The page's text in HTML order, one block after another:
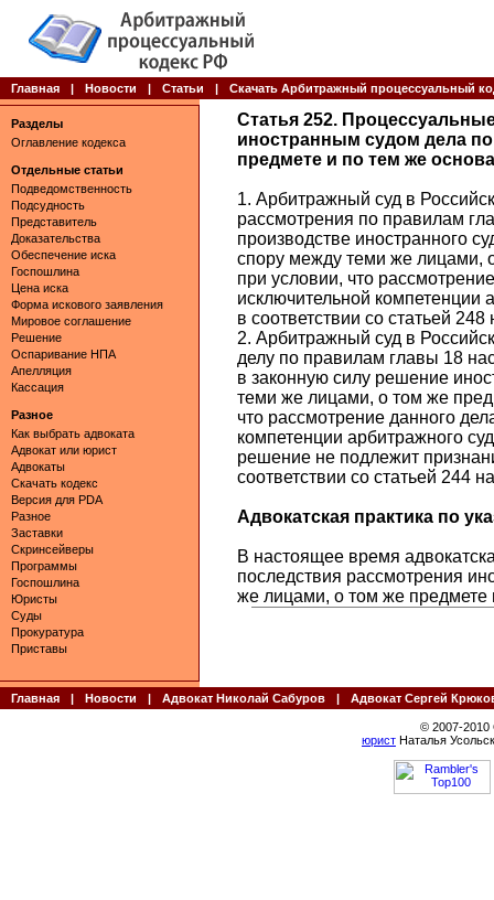
Главная | Новости | Статьи | Скачать Арбитражный процессуальный
Разделы
Оглавление кодекса
Отдельные статьи
Подведомственность
Подсудность
Представитель
Доказательства
Обеспечение иска
Госпошлина
Цена иска
Форма искового заявления
Мировое соглашение
Решение
Оспаривание НПА
Апелляция
Кассация
Разное
Как выбрать адвоката
Адвокат или юрист
Адвокаты
Скачать кодекс
Версия для PDA
Разное
Заставки
Скринсейверы
Программы
Госпошлина
Юристы
Суды
Прокуратура
Приставы
Статья 252.
иностранным судом дела
предмете и по тем же
1. Арбитражный суд в
рассмотрения по правилам
производстве иностранного
спору между теми же лицами,
при условии, что
исключительной компетенции
в соответствии со статьей
2. Арбитражный суд в
делу по правилам главы 18
в законную силу решение
теми же лицами, о том же
что рассмотрение данного
компетенции арбитражного
решение не подлежит
соответствии со статьей 244
Адвокатская практика по
В настоящее время
последствия рассмотрения
же лицами, о том же предмете
Главная | Новости | Адвокат Николай Сабуров | Адвокат Сергей
© 2007-
юрист Наталья